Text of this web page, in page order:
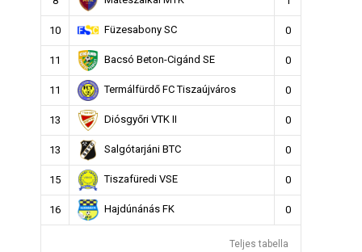
10 Füzesabony SC 0
11 Bacsó Beton-Cigánd SE 0
11 Termálfürdő FC Tiszaújváros 0
13 Diósgyőri VTK II 0
13 Salgótarjáni BTC 0
15 Tiszafüredi VSE 0
16 Hajdúnánás FK 0
Teljes tabella